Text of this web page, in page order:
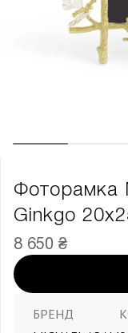
Фоторамка
Ginkgo
8 650 ₴
БРЕНД